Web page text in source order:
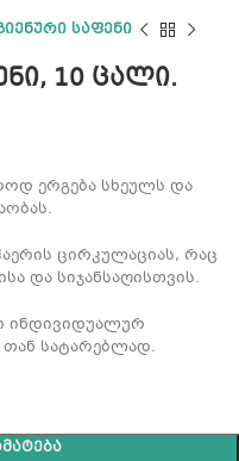
საფენი
10 ცალი.
ერგება სხეულს და
ცირკულაციას, რაც
და სიჯანსაღისთვის.
ინდივიდუალურ
თან სატარებლად.